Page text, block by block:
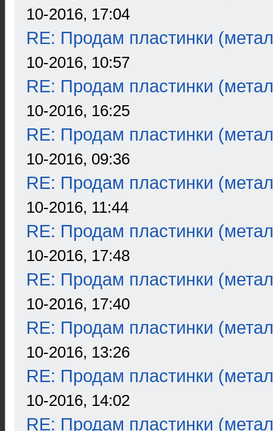
10-2016, 17:04
RE: Продам пластинки
10-2016, 10:57
RE: Продам пластинки
10-2016, 16:25
RE: Продам пластинки
10-2016, 09:36
RE: Продам пластинки
10-2016, 11:44
RE: Продам пластинки
10-2016, 17:48
RE: Продам пластинки
10-2016, 17:40
RE: Продам пластинки
10-2016, 13:26
RE: Продам пластинки
10-2016, 14:02
RE: Продам пластинки